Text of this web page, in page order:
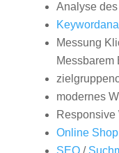
Analyse
Messung
Messbarem
modernes
Responsive
Online Shop
SEO/